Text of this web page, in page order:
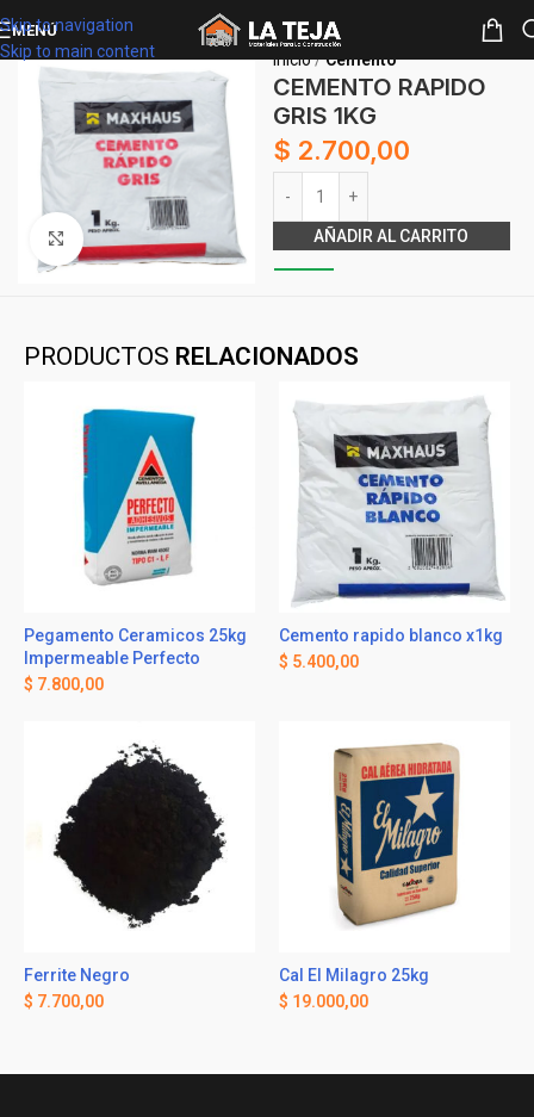
Skip to navigation
Skip to main content
MENÚ
Clickee para agrandar
Inicio Cemento
CEMENTO RAPIDO
GRIS 1KG
$ 2.700,00
AÑADIR AL CARRITO
PRODUCTOS RELACIONADOS
Pegamento Ceramicos 25kg
Impermeable Perfecto
$ 7.800,00
Cemento rapido blanco x1kg
$ 5.400,00
Ferrite Negro
$ 7.700,00
Cal El Milagro 25kg
$ 19.000,00